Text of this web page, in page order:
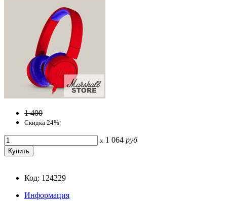
1 400
Скидка 24%
x 1 064 руб
Код: 124229
Информация